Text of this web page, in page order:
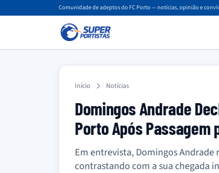
Comunidade de adeptos do FC Porto — notícias, opinião e
Início Notícias
Domingos Andrade
Porto Após Passagem
Em entrevista, Domingos Andrade
contrastando com a sua chegada